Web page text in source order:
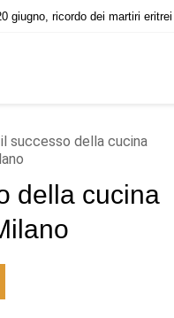
20 giugno,
successo della cucina
della cucina